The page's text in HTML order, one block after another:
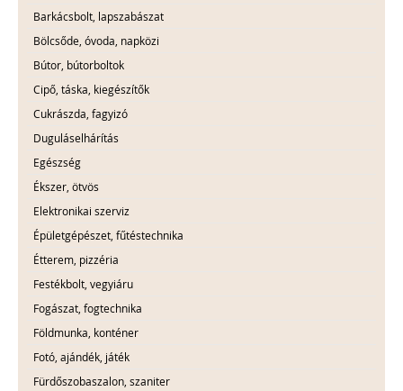
Barkácsbolt, lapszabászat
Bölcsőde, óvoda, napközi
Bútor, bútorboltok
Cipő, táska, kiegészítők
Cukrászda, fagyizó
Duguláselhárítás
Egészség
Ékszer, ötvös
Elektronikai szerviz
Épületgépészet, fűtéstechnika
Étterem, pizzéria
Festékbolt, vegyiáru
Fogászat, fogtechnika
Földmunka, konténer
Fotó, ajándék, játék
Fürdőszobaszalon, szaniter